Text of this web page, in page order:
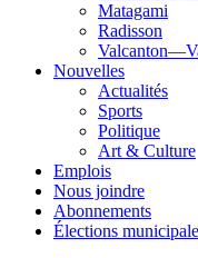
Matagami
Radisson
Nouvelles
Actualités
Sports
Politique
Art & Culture
Emplois
Nous joindre
Abonnements
Élections